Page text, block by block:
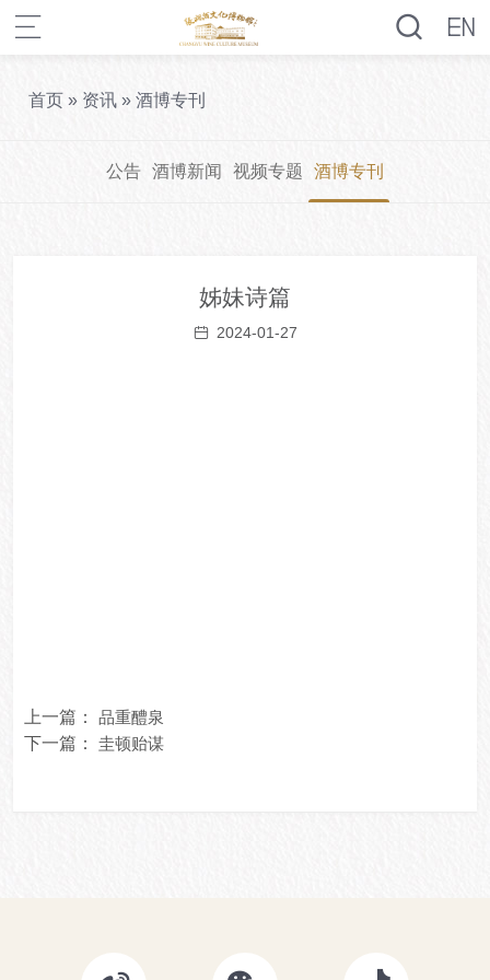
首页 » 资讯 » 酒博专刊
公告 酒博新闻 视频专题 酒博专刊
姊妹诗篇
2024-01-27
上一篇：
品重醴泉
下一篇：
圭顿贻谋